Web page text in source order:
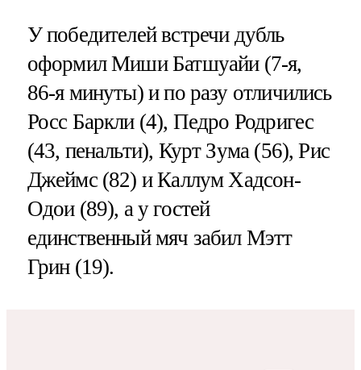
У победителей встречи дубль
оформил Миши Батшуайи (7-я,
86-я минуты) и по разу отличились
Росс Баркли (4), Педро Родригес
(43, пенальти), Курт Зума (56), Рис
Джеймс (82) и Каллум Хадсон-
Одои (89), а у гостей
единственный мяч забил Мэтт
Грин (19).